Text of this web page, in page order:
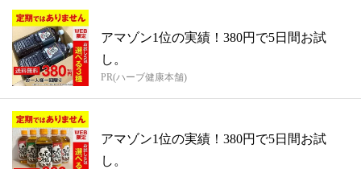
アマゾン1位の実績！380円で5日間お試
し。
PR(ハーブ健康本舗)
アマゾン1位の実績！380円で5日間お試
し。